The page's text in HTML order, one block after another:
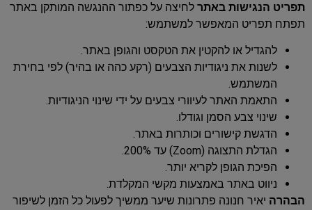
תפריט הנגישות באתר לחיצה על כפתור ההנגשה המותקן באתר
תפתח תפריט המאפשר למשתמש:
להגדיל או להקטין את הטקסט והגופן באתר.
לשנות את ניגודיות הצבעים (רקע כהה או בהיר) לפי בחירת
המשתמש.
התאמת האתר לעיוורי צבעים על ידי שינוי הניגודיות.
שינוי צבע הסמן וגודלו.
הדגשת קישורים וכותרות באתר.
הגדלת התצוגה (Zoom) עד 200%.
הפיכת הגופן לקריא יותר.
ניווט באתר באמצעות מקשי המקלדת.
הבהרה יאיר חנונה פתרונות שיער ממשיך לפעול כל הזמן לשיפור